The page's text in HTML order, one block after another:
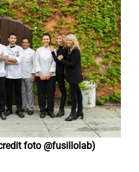
foto @fusillolab)